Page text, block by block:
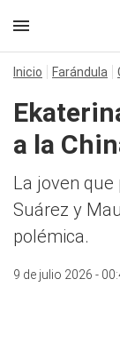
Inicio Farándula
a la
La joven que
Suárez y
polémica.
9 de julio 2026 -